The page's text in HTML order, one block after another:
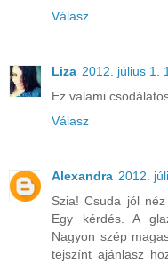
Válasz
Liza 2012. július 1.
Ez valami
Válasz
Alexandra 2012.
Szia! Csuda jól
Egy kérdés. A
Nagyon szép
tejszínt ajánlasz